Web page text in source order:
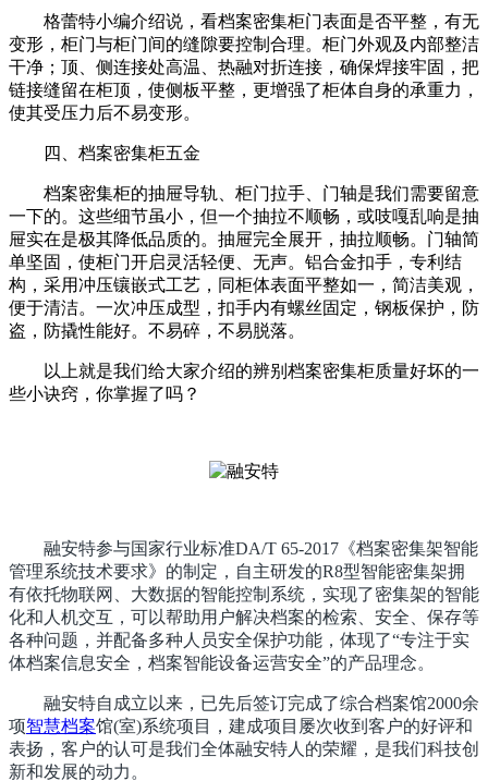
格蕾特小编介绍说，看档案密集柜门表面是否平整，有无
变形，柜门与柜门间的缝隙要控制合理。柜门外观及内部整洁
干净；顶、侧连接处高温、热融对折连接，确保焊接牢固，把
链接缝留在柜顶，使侧板平整，更增强了柜体自身的承重力，
使其受压力后不易变形。
四、档案密集柜五金
档案密集柜的抽屉导轨、柜门拉手、门轴是我们需要留意
一下的。这些细节虽小，但一个抽拉不顺畅，或吱嘎乱响是抽
屉实在是极其降低品质的。抽屉完全展开，抽拉顺畅。门轴简
单坚固，使柜门开启灵活轻便、无声。铝合金扣手，专利结
构，采用冲压镶嵌式工艺，同柜体表面平整如一，简洁美观，
便于清洁。一次冲压成型，扣手内有螺丝固定，钢板保护，防
盗，防撬性能好。不易碎，不易脱落。
以上就是我们给大家介绍的辨别档案密集柜质量好坏的一
些小诀窍，你掌握了吗？
融安特参与国家行业标准DA/T 65-2017《档案密集架智能
管理系统技术要求》的制定，自主研发的R8型智能密集架拥
有依托物联网、大数据的智能控制系统，实现了密集架的智能
化和人机交互，可以帮助用户解决档案的检索、安全、保存等
各种问题，并配备多种人员安全保护功能，体现了“专注于实
体档案信息安全，档案智能设备运营安全”的产品理念。
融安特自成立以来，已先后签订完成了综合档案馆2000余
项智慧档案馆(室)系统项目，建成项目屡次收到客户的好评和
表扬，客户的认可是我们全体融安特人的荣耀，是我们科技创
新和发展的动力。